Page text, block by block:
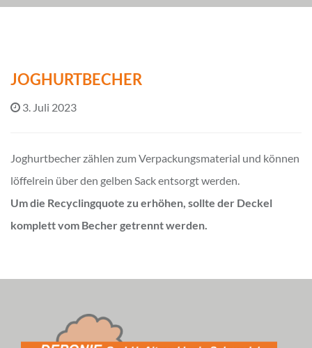
JOGHURTBECHER
3. Juli 2023
Joghurtbecher zählen zum Verpackungsmaterial und können
löffelrein über den gelben Sack entsorgt werden.
Um die Recyclingquote zu erhöhen, sollte der Deckel
komplett vom Becher getrennt werden.